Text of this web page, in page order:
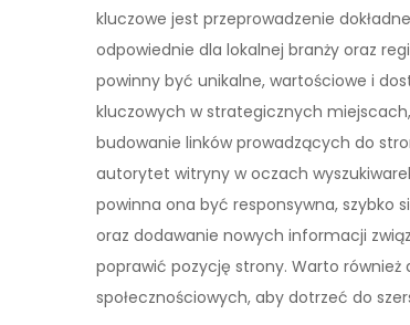
kluczowe jest przeprowadzenie
odpowiednie dla lokalnej branży oraz
powinny być unikalne, wartościowe i
kluczowych w strategicznych
budowanie linków prowadzących do
autorytet witryny w oczach
powinna ona być responsywna, szybko
oraz dodawanie nowych informacji
poprawić pozycję strony. Warto
społecznościowych, aby dotrzeć do